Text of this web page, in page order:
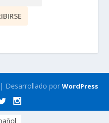
Desarrollado por WordPress